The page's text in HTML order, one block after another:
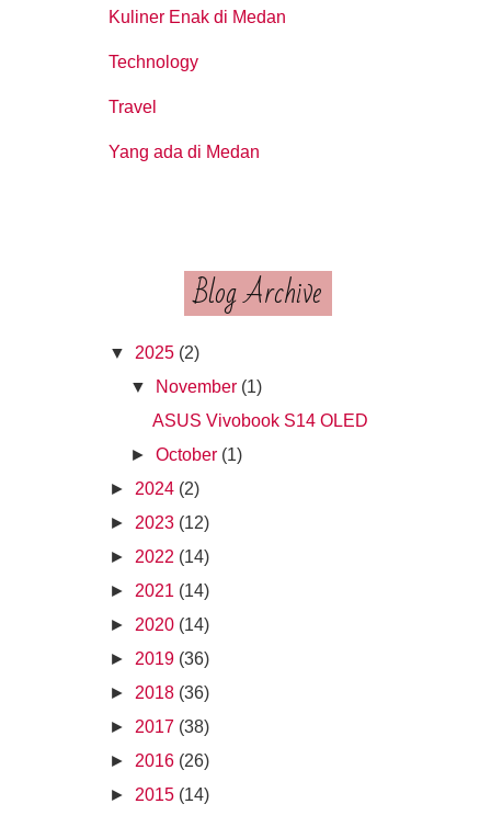
Kuliner Enak di Medan
Technology
Travel
Yang ada di Medan
Blog Archive
▼ 2025 (2)
▼
November (1)
ASUS Vivobook S14 OLED
►October (1)
► 2024 (2)
► 2023 (12)
► 2022 (14)
► 2021 (14)
► 2020 (14)
► 2019 (36)
► 2018 (36)
► 2017 (38)
► 2016 (26)
► 2015 (14)